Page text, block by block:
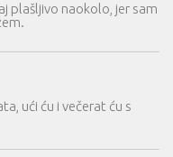
plašljivo naokolo, jer sam
ući ću i večerat ću s